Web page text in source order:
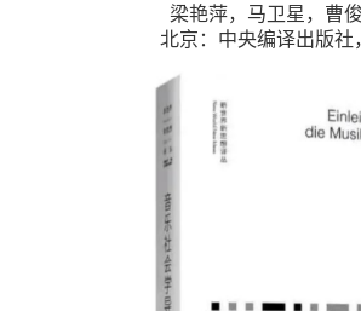
梁艳萍，马卫星，曹
北京：中央编译出版社